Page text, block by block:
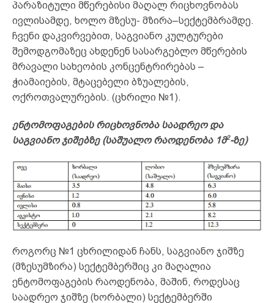
პარაზიტული მწერებისი მაღალ რიცხოვნობას
ივლისამდე, ხოლო მზესუ- მზირა–სექტემბრამდე.
ჩვენი დაკვირვებით, საგვიანო კულტურები
შემოდგომაზეც ახდენენ სასარგებლო მწერების
მრავალი სახეობის კონცენტრირებას –
ჭიამაიების, მტაცებელი ბზუალების,
ოქროთვალურების. (ცხრილი №1).
ენტომოფაგების რიცხოვნობა საადრეო და
საგვიანო ჯიშებზე (საშუალო რაოდენობა 1მ2-ზე)
როგორც №1 ცხრილიდან ჩანს, საგვიანო ჯიშზე
(მზესუმზირა) სექტემბერშიც კი მაღალია
ენტომოფაგების რაოდენობა, მაშინ, როდესაც
საადრეო ჯიშზე (ხორბალი) სექტემბერში